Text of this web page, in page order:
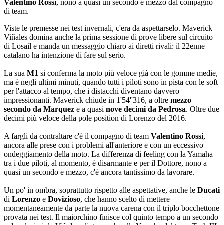
Valentino Rossi, nono a quasi un secondo e mezzo dal compagno
di team.
Viste le premesse nei test invernali, c'era da aspettarselo. Maverick
Viñales domina anche la prima sessione di prove libere sul circuito
di Losail e manda un messaggio chiaro ai diretti rivali: il 22enne
catalano ha intenzione di fare sul serio.
La sua M1 si conferma la moto più veloce già con le gomme medie,
ma è negli ultimi minuti, quando tutti i piloti sono in pista con le soft
per l'attacco al tempo, che i distacchi diventano davvero
impressionanti. Maverick chiude in 1'54''316, a oltre mezzo
secondo da Marquez e a quasi nove decimi da Pedrosa. Oltre due
decimi più veloce della pole position di Lorenzo del 2016.
A fargli da contraltare c'è il compagno di team Valentino Rossi,
ancora alle prese con i problemi all'anteriore e con un eccessivo
ondeggiamento della moto. La differenza di feeling con la Yamaha
tra i due piloti, al momento, è disarmante e per il Dottore, nono a
quasi un secondo e mezzo, c'è ancora tantissimo da lavorare.
Un po' in ombra, soprattutto rispetto alle aspettative, anche le Ducati
di Lorenzo e Dovizioso, che hanno scelto di mettere
momentaneamente da parte la nuova carena con il triplo bocchettone
provata nei test. Il maiorchino finisce col quinto tempo a un secondo